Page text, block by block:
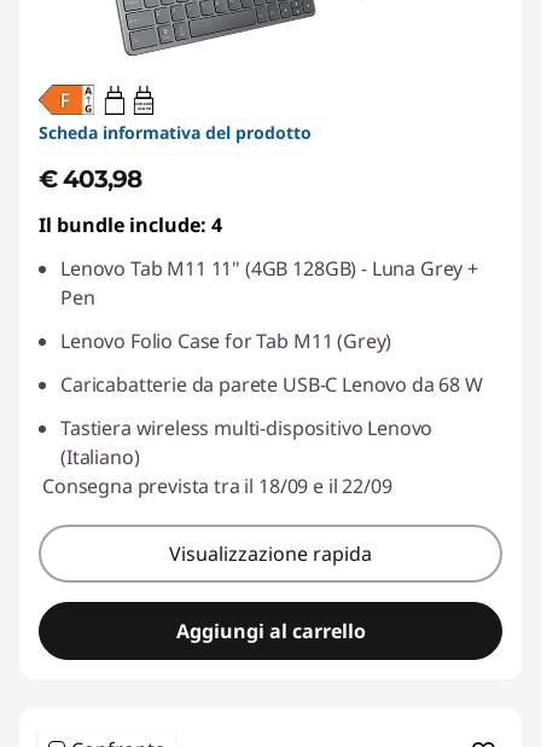
20W-60W
USB PD
Scheda informativa del prodotto
€ 403,98
Il bundle include: 4
Lenovo Tab M11 11" (4GB 128GB) - Luna Grey +
Pen
Lenovo Folio Case for Tab M11 (Grey)
Caricabatterie da parete USB-C Lenovo da 68 W
Tastiera wireless multi-dispositivo Lenovo
(Italiano)
Consegna prevista tra il 18/09 e il 22/09
Visualizzazione rapida
Aggiungi al carrello